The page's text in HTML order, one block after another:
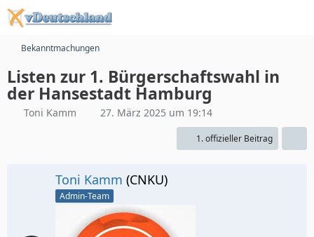
Bekanntmachungen
Listen zur 1. Bürgerschaftswahl in
der Hansestadt Hamburg
Toni Kamm 27. März 2025 um 19:14
1. offizieller Beitrag
Toni Kamm (CNKU)
Admin-Team